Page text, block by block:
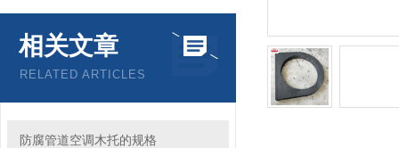
相关文章
RELATED ARTICLES
防腐管道空调木托的规格